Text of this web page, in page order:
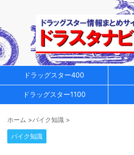
ドラッグスター400
ドラッグスター1100
ホーム >バイク知識 >
バイク知識